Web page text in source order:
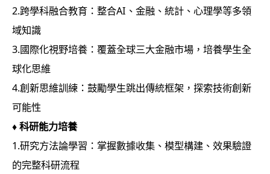
2.跨學科融合教育：整合AI、金融、統計、心理學等多領
域知識
3.國際化視野培養：覆蓋全球三大金融市場，培養學生全
球化思維
4.創新思維訓練：鼓勵學生跳出傳統框架，探索技術創新
可能性
♦科研能力培養
1.研究方法論學習：掌握數據收集、模型構建、效果驗證
的完整科研流程